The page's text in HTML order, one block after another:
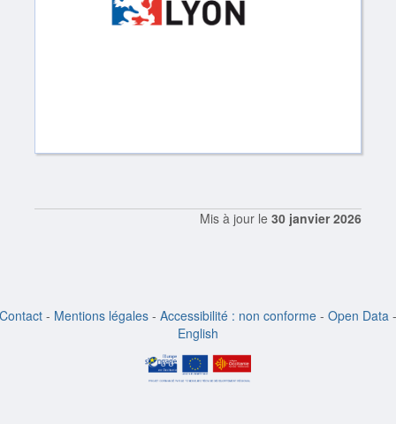
Mis à jour le 30 janvier 2026
Contact - Mentions légales - Accessibilité : non conforme - Open Data -
English